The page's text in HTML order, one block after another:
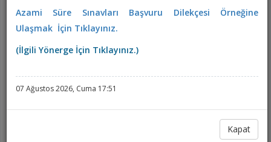
Azami Süre Sınavları Başvuru Dilekçesi Örneğine
Ulaşmak İçin Tıklayınız.
(İlgili Yönerge İçin Tıklayınız.)
07 Ağustos 2026, Cuma 17:51
Kapat
Temmuz
27
Tercihini Geleceğinden Yana Yap
27 Temmuz 2026, Pazartesi -
Haziran
08
Azami Süresini Dolduran Önlisans Programlarına